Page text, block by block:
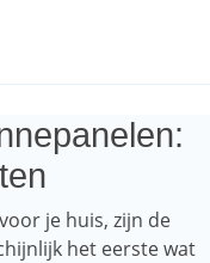
je huis, zijn de
het eerste wat